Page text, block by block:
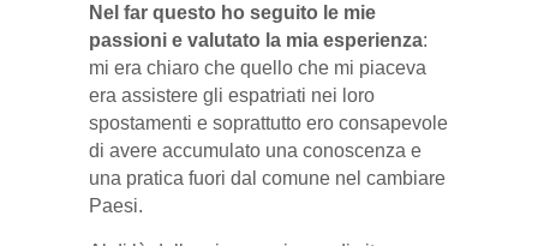
Nel far questo ho seguito le mie
passioni e valutato la mia esperienza:
mi era chiaro che quello che mi piaceva
era assistere gli espatriati nei loro
spostamenti e soprattutto ero consapevole
di avere accumulato una conoscenza e
una pratica fuori dal comune nel cambiare
Paesi.